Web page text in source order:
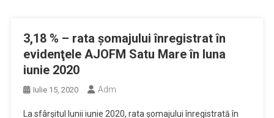
3,18 % – rata şomajului înregistrat în
evidenţele AJOFM Satu Mare în luna
iunie 2020
Iulie 15, 2020 Adm
La sfârșitul lunii iunie 2020, rata șomajului înregistrată în